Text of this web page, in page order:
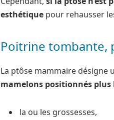
esthétique pour rehausser
Poitrine tombante,
La ptôse mammaire désigne
mamelons positionnés plus
la ou les grossesses,